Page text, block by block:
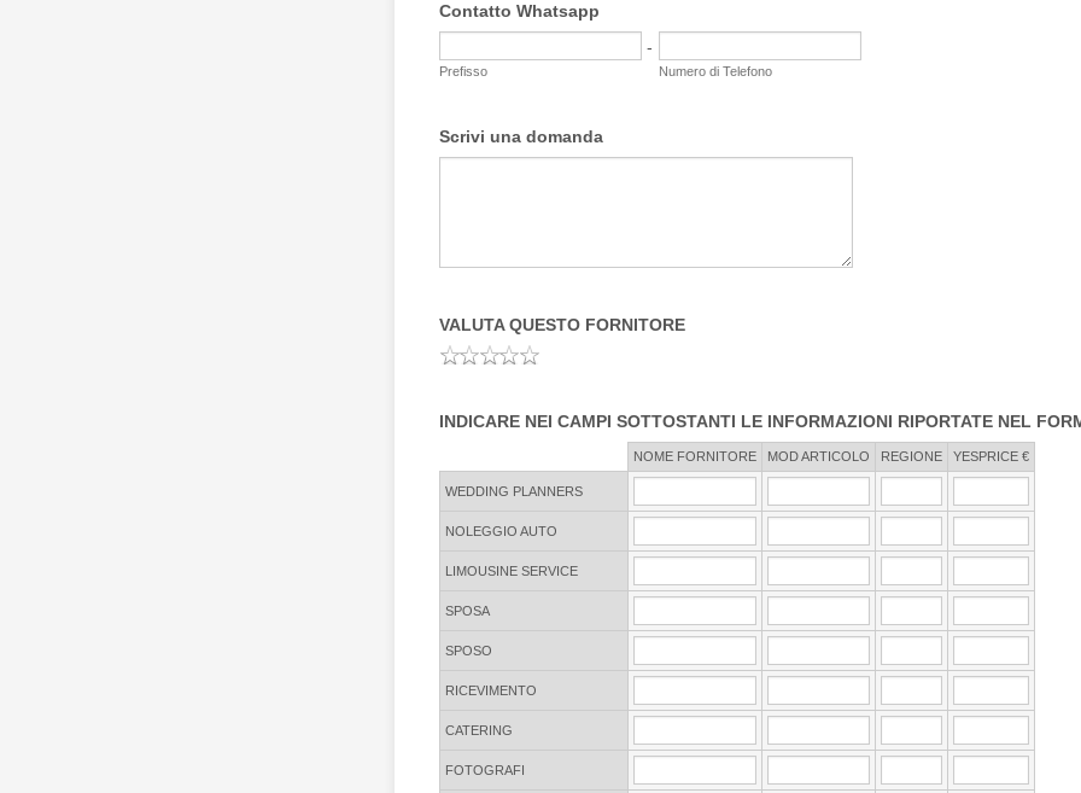
Contatto Whatsapp
-
Prefisso Numero di Telefono
Scrivi una domanda
VALUTA QUESTO FORNITORE
INDICARE NEI CAMPI SOTTOSTANTI LE INFORMAZIONI RIPORTATE NEL
NOME FORNITORE MOD ARTICOLO REGIONE YESPRICE €
WEDDING PLANNERS
NOLEGGIO AUTO
LIMOUSINE SERVICE
SPOSA
SPOSO
RICEVIMENTO
CATERING
FOTOGRAFI